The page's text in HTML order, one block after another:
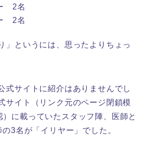
2名
2名
」というには、思ったよりちょっ
式サイトに紹介はありませんでし
サイト（リンク元のページ閉鎖模
に載っていたスタッフ陣、医師と
3名が「イリヤー」でした。